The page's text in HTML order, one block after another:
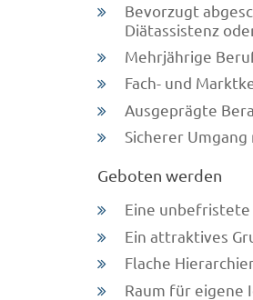
Bevorzugt
Diätassistenz
Mehrjährige
Fach- und
Ausgeprägte
Sicherer
Geboten werden
Eine
Ein attraktives
Flache
Raum für eigene